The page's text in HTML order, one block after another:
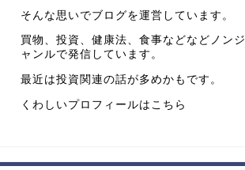
そんな思いでブログを運営しています。
買物、投資、健康法、食事などなどノンジ
ャンルで発信しています。
最近は投資関連の話が多めかもです。
くわしいプロフィールは こちら